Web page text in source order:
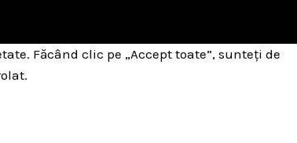
Făcând clic pe „Accept toate”, sunteți de